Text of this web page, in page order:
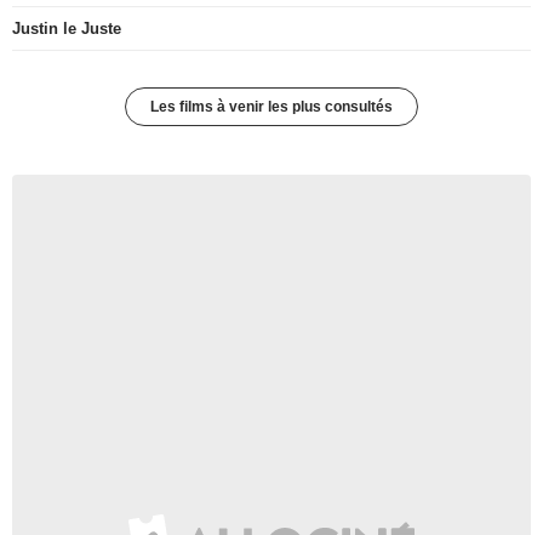
Justin le Juste
Les films à venir les plus consultés